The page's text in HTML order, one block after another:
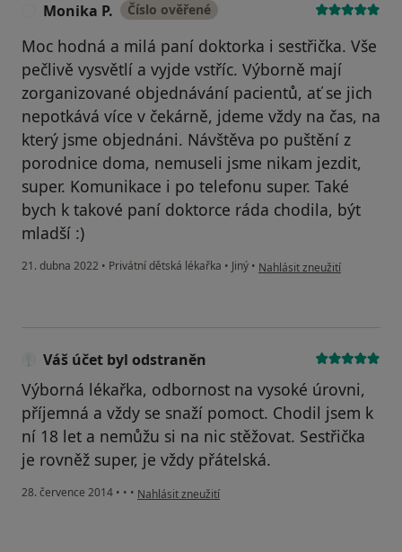
Monika P. Číslo ověřené
Moc hodná a milá paní doktorka i sestřička. Vše
pečlivě vysvětlí a vyjde vstříc. Výborně mají
zorganizované objednávání pacientů, ať se jich
nepotkává více v čekárně, jdeme vždy na čas, na
který jsme objednáni. Návštěva po puštění z
porodnice doma, nemuseli jsme nikam jezdit,
super. Komunikace i po telefonu super. Také
bych k takové paní doktorce ráda chodila, být
mladší :)
21. dubna 2022 • Privátní dětská lékařka • Jiný • podle názoru uživatele
Nahlásit zneužití
Váš účet byl odstraněn
Výborná lékařka, odbornost na vysoké úrovni,
příjemná a vždy se snaží pomoct. Chodil jsem k
ní 18 let a nemůžu si na nic stěžovat. Sestřička
je rovněž super, je vždy přátelská.
28. července 2014 • • • podle názoru uživatele Váš účet byl odstraněn
Nahlásit zneužití